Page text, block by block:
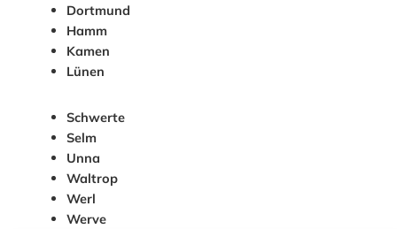
Dortmund
Hamm
Kamen
Lünen
Schwerte
Selm
Unna
Waltrop
Werl
Werve